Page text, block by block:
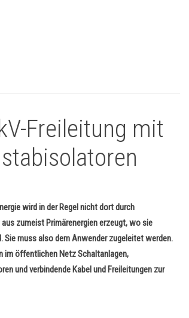
Freileitung mit
wird in der Regel nicht dort durch
zumeist Primärenergien erzeugt, wo sie
Sie muss also dem Anwender zugeleitet werden.
im öffentlichen Netz Schaltanlagen,
und verbindende Kabel und Freileitungen zur